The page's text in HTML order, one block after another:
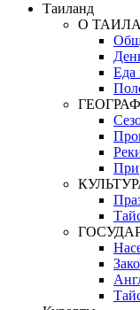
Таиланд
О
Еда